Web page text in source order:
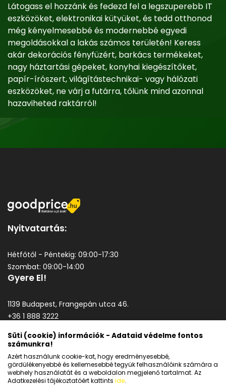
Látogass el hozzánk és fedezd fel a legszuperebb IT
eszközöket, elektronikai kütyüket, és tedd otthonod
még kényelmesebbé és modernebbé egyedi
megoldásokkal a lakás számos területén! Keress
akár dekorációs fényfüzért, barkács termékeket,
nagy háztartási gépeket, konyhai kiegészítőket,
papír-írószert, világítástechnikai- vagy hálózati
eszközöket, ne várj a futárra, tőlünk mind azonnal
hazaviheted raktárról!
Nyitvatartás:
Hétfőtől - Péntekig: 09:00-17:30
Szombat: 09:00-14:00
Gyere El!
1139 Budapest, Frangepán utca 46.
+36 1 888 3222
Általános szerződési feltételek
Adatkezelési tájékoztató
Süti (cookie) információk - Adataid védelme fontos
számunkra!
Azért használunk cookie-kat, hogy eredményesebbé,
gördülékenyebbé és kellemesebbé tegyük felhasználóink számára a
webhely használatát és a weboldalon megjelenő tartalmat. Az
Adatkezelési tájékoztatóért kattints ide.